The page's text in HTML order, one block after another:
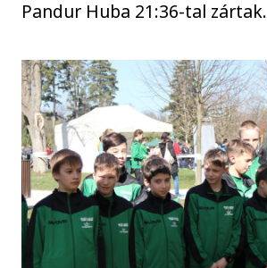
Pandur Huba 21:36-tal zártak.